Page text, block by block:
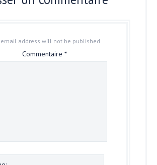
email address will not be published.
Commentaire *